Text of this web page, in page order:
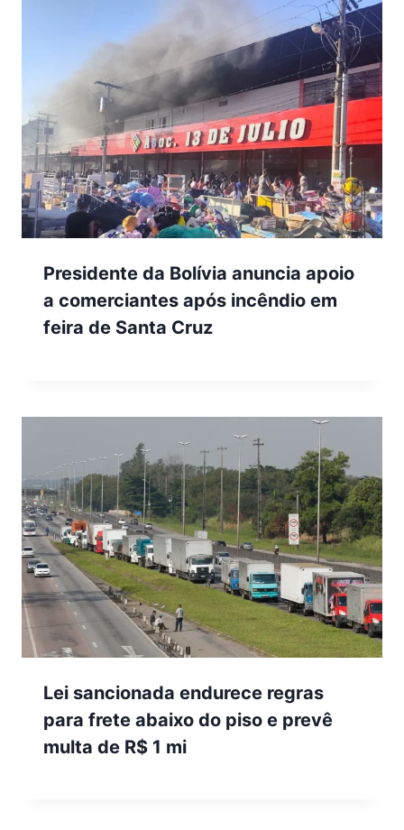
Presidente da Bolívia anuncia apoio
a comerciantes após incêndio em
feira de Santa Cruz
Lei sancionada endurece regras
para frete abaixo do piso e prevê
multa de R$ 1 mi